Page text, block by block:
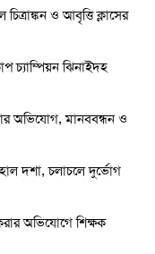
ও আবৃত্তি ক্লাসের
চ্যাম্পিয়ন ঝিনাইদহ
অভিযোগ, মানববন্ধন ও
দশা, চলাচলে দুর্ভোগ
অভিযোগে শিক্ষক